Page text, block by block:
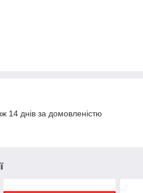
14 днів за домовленістю